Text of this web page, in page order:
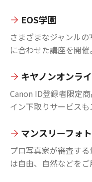
EOS学園
さまざまなジャンル
に合わせた講座を開催。
キヤノンオンラ
Canon ID登録者限定
イン下取りサービスも
マンスリーフォ
プロ写真家が審査す
は自由、自然などをご